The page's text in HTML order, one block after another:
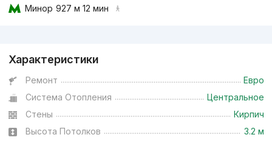
Минор 927 м 12 мин
Характеристики
Ремонт
Евро
Система Отопления
Центральное
Стены
Кирпич
Высота Потолков
3.2 м